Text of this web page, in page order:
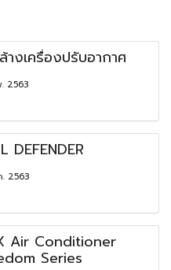
างเครื่องปรับอากาศ
2563
DEFENDER
. 2563
Air Conditioner
Series